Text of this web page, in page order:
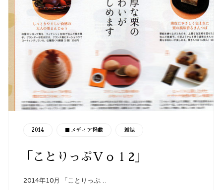
CATEGORY
2014 ■メディア掲載 雑誌
「ことりっぷＶｏｌ2」
2014年10月 「ことりっぷ…